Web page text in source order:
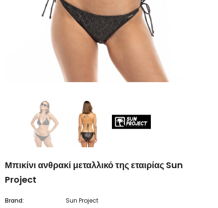
Μπικίνι ανθρακί μεταλλικό της εταιρίας Sun
Project
Brand:
Sun Project